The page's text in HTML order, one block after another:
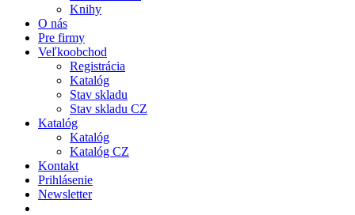
Knihy
O nás
Pre firmy
Veľkoobchod
Registrácia
Katalóg
Stav skladu
Stav skladu CZ
Katalóg
Katalóg
Katalóg CZ
Kontakt
Prihlásenie
Newsletter